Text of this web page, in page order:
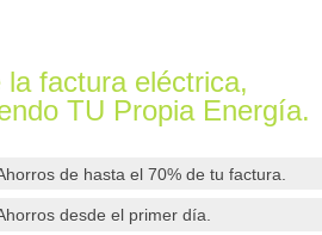
la factura eléctrica,
TU Propia Energía.
de hasta el 70% de tu factura.
desde el primer día.